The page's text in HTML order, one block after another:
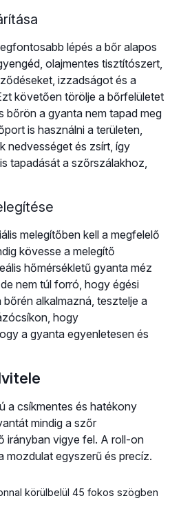
lépés a bőr alapos
olajmentes tisztítószert,
izzadságot és a
követően törölje a bőrfelületet
bőrön a gyanta nem tapad meg
is használni a területen,
nedvességet és zsírt, így
tapadását a szőrszálakhoz,
melegítőben kell a megfelelő
kövesse a melegítő
hőmérsékletű gyanta méz
nem túl forró, hogy égési
alkalmazná, tesztelje a
hogy
a gyanta egyenletesen és
a csíkmentes és hatékony
mindig a szőr
irányban vigye fel. A roll-on
mozdulat egyszerű és precíz.
körülbelül 45 fokos szögben